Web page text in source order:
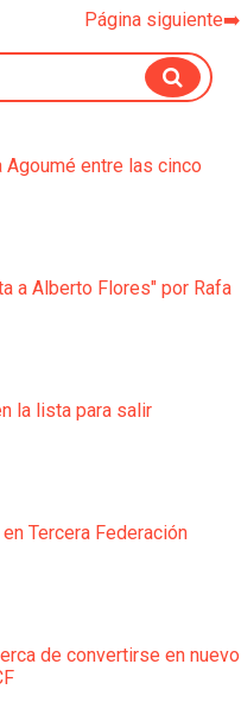
Página siguiente➡️
Agoumé entre las cinco
a Alberto Flores" por Rafa
la lista para salir
Tercera Federación
de convertirse en nuevo